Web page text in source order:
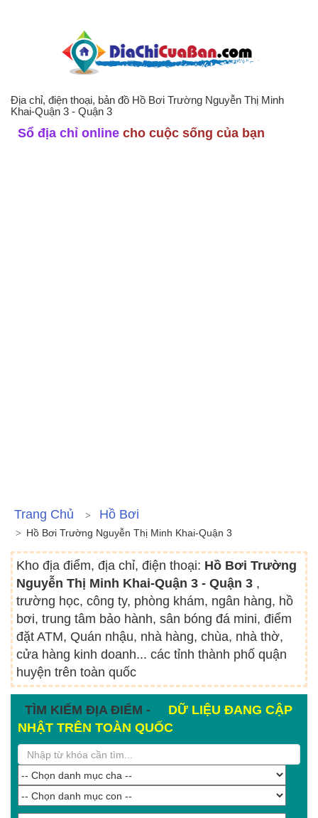
Địa chỉ, điện thoại, bản đồ Hồ Bơi Trường Nguyễn Thị Minh
Khai-Quận 3 - Quận 3
Sổ địa chỉ online cho cuộc sống của bạn
Trang Chủ Hồ Bơi
Hồ Bơi Trường Nguyễn Thị Minh Khai-Quận 3
Kho địa điểm, địa chỉ, điện thoại: Hồ Bơi Trường
Nguyễn Thị Minh Khai-Quận 3 - Quận 3 ,
trường học, công ty, phòng khám, ngân hàng, hồ
bơi, trung tâm bảo hành, sân bóng đá mini, điểm
đặt ATM, Quán nhậu, nhà hàng, chùa, nhà thờ,
cửa hàng kinh doanh... các tỉnh thành phố quận
huyện trên toàn quốc
TÌM KIẾM ĐỊA ĐIỂM -
DỮ LIỆU ĐANG CẬP
NHẬT TRÊN TOÀN QUỐC